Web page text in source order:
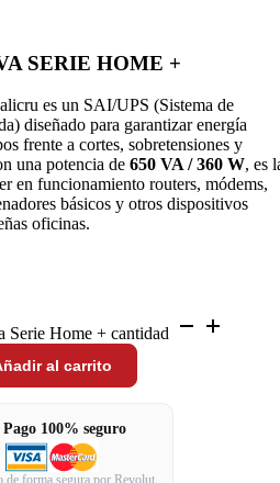
SERIE HOME +
es un SAI/UPS (Sistema de
diseñado para garantizar energía
frente a cortes, sobretensiones y
una potencia de 650 VA / 360 W, es
en funcionamiento routers, módems,
básicos y otros dispositivos
oficinas.
Serie Home + cantidad
al carrito
Pago 100% seguro